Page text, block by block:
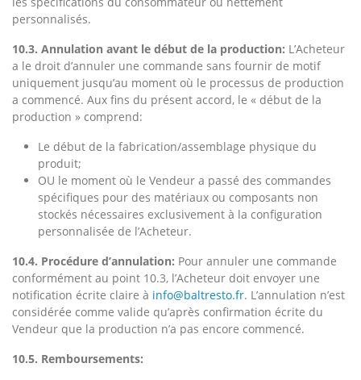
personnalisés.
10.3. Annulation avant le début de la production: L’Acheteur
a le droit d’annuler une commande sans fournir de motif
uniquement jusqu’au moment où le processus de production
a commencé. Aux fins du présent accord, le « début de la
production » comprend:
Le début de la fabrication/assemblage physique du
produit;
OU le moment où le Vendeur a passé des commandes
spécifiques pour des matériaux ou composants non
stockés nécessaires exclusivement à la configuration
personnalisée de l’Acheteur.
10.4. Procédure d’annulation: Pour annuler une commande
conformément au point 10.3, l’Acheteur doit envoyer une
notification écrite claire à info@baltresto.fr. L’annulation n’est
considérée comme valide qu’après confirmation écrite du
Vendeur que la production n’a pas encore commencé.
10.5. Remboursements: